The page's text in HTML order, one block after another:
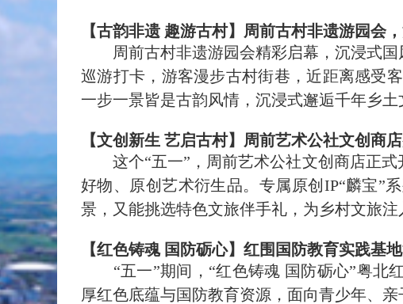
【古韵非遗 趣游古村】周前古村非遗游园会
周前古村非遗游园会精彩启幕，沉浸式
巡游打卡，游客漫步古村街巷，近距离感受
一步一景皆是古韵风情，沉浸式邂逅千年乡土
【文创新生 艺启古村】周前艺术公社文创商
这个“五一” ，周前艺术公社文创商店正
好物、原创艺术衍生品。专属原创 IP“麟宝”
景，又能挑选特色文旅伴手礼，为乡村文旅注
【红色铸魂 国防砺心】红围国防教育实践基
“五一”期间， “红色铸魂 国防砺心”粤北
厚红色底蕴与国防教育资源，面向青少年、